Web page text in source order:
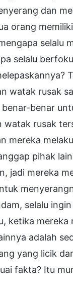
dan
orang
selalu
selalu
watak rusak
benar
watak rusak
mereka
pihak
jadi mereka
selalu
ketika mereka
adalah
yang licik
fakta? Itu